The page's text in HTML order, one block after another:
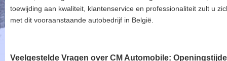
toewijding aan kwaliteit, klantenservice en professionaliteit zult u
met dit vooraanstaande autobedrijf in België.
Veelgestelde Vragen over CM Automobile: